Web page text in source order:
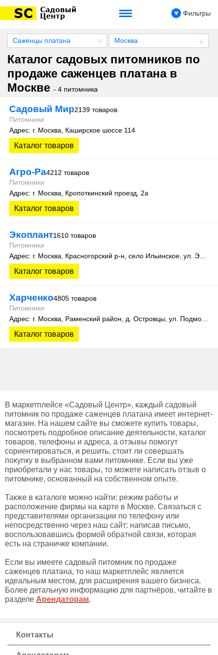
Фильтры
Саженцы платана Москва
Каталог садовых питомников по
продаже саженцев платана в
Москве - 4 питомника
Садовый Мир2139 товаров
Питомники
Адрес: г. Москва, Каширское шоссе 114
Каталог товаров
Агро-Ра4212 товаров
Питомники
Адрес: г. Москва, Кропоткинский проезд, 2а
Каталог товаров
Экоплант1610 товаров
Питомники
Каталог товаров
Харченко4805 товаров
Питомники
Каталог товаров
В маркетплейсе «Садовый Центр», каждый садовый
питомник по продаже саженцев платана имеет интернет-
магазин. На нашем сайте вы сможете купить товары,
посмотреть подробное описание деятельности, каталог
товаров, телефоны и адреса, а отзывы помогут
сориентироваться, и решить, стоит ли совершать
покупку в выбранном вами питомнике. Если вы уже
приобретали у нас товары, то можете написать отзыв о
питомнике, основанный на собственном опыте.
Также в каталоге можно найти: режим работы и
расположение фирмы на карте в Москве. Связаться с
представителями организации по телефону или
непосредственно через наш сайт: написав письмо,
воспользовавшись формой обратной связи, которая
есть на страничке компании.
Если вы имеете садовый питомник по продаже
саженцев платана, то наш маркетплейс является
идеальным местом, для расширения вашего бизнеса.
Более детальную информацию для партнёров, читайте в
разделе Арендаторам.
Контакты